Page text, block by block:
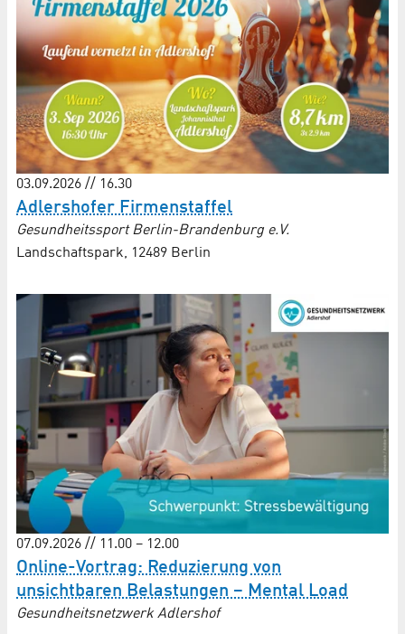
03.09.2026 // 16.30
Adlershofer Firmenstaffel
Gesundheitssport Berlin-Brandenburg e.V.
Landschaftspark, 12489 Berlin
07.09.2026 // 11.00 – 12.00
Online-Vortrag: Reduzierung von
unsichtbaren Belastungen – Mental Load
Gesundheitsnetzwerk Adlershof